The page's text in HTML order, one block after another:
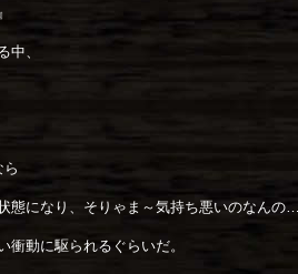
中、
態になり、そりゃま～気持ち悪いのなんの….
動に駆られるぐらいだ。